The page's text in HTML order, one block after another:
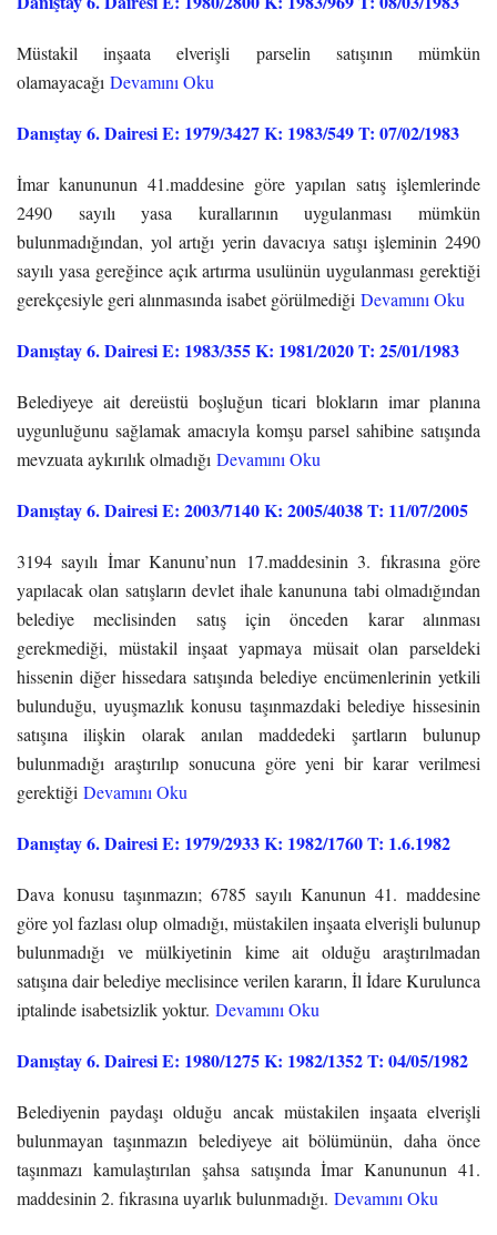
Müstakil inşaata elverişli parselin satışının mümkün
olamayacağı Devamını Oku
Danıştay 6. Dairesi E: 1979/3427 K: 1983/549 T: 07/02/1983
İmar kanununun 41.maddesine göre yapılan satış işlemlerinde
2490 sayılı yasa kurallarının uygulanması mümkün
bulunmadığından, yol artığı yerin davacıya satışı işleminin 2490
sayılı yasa gereğince açık artırma usulünün uygulanması gerektiği
gerekçesiyle geri alınmasında isabet görülmediği Devamını Oku
Danıştay 6. Dairesi E: 1983/355 K: 1981/2020 T: 25/01/1983
Belediyeye ait dereüstü boşluğun ticari blokların imar planına
uygunluğunu sağlamak amacıyla komşu parsel sahibine satışında
mevzuata aykırılık olmadığı Devamını Oku
Danıştay 6. Dairesi E: 2003/7140 K: 2005/4038 T: 11/07/2005
3194 sayılı İmar Kanunu’nun 17.maddesinin 3. fıkrasına göre
yapılacak olan satışların devlet ihale kanununa tabi olmadığından
belediye meclisinden satış için önceden karar alınması
gerekmediği, müstakil inşaat yapmaya müsait olan parseldeki
hissenin diğer hissedara satışında belediye encümenlerinin yetkili
bulunduğu, uyuşmazlık konusu taşınmazdaki belediye hissesinin
satışına ilişkin olarak anılan maddedeki şartların bulunup
bulunmadığı araştırılıp sonucuna göre yeni bir karar verilmesi
gerektiği Devamını Oku
Danıştay 6. Dairesi E: 1979/2933 K: 1982/1760 T: 1.6.1982
Dava konusu taşınmazın; 6785 sayılı Kanunun 41. maddesine
göre yol fazlası olup olmadığı, müstakilen inşaata elverişli bulunup
bulunmadığı ve mülkiyetinin kime ait olduğu araştırılmadan
satışına dair belediye meclisince verilen kararın, İl İdare Kurulunca
iptalinde isabetsizlik yoktur. Devamını Oku
Danıştay 6. Dairesi E: 1980/1275 K: 1982/1352 T: 04/05/1982
Belediyenin paydaşı olduğu ancak müstakilen inşaata elverişli
bulunmayan taşınmazın belediyeye ait bölümünün, daha önce
taşınmazı kamulaştırılan şahsa satışında İmar Kanununun 41.
maddesinin 2. fıkrasına uyarlık bulunmadığı. Devamını Oku